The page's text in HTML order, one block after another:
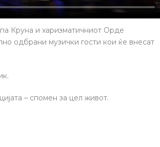
Круна и харизматичниот Орде
одбрани музички гости кои ќе внесат
– спомен за цел живот.